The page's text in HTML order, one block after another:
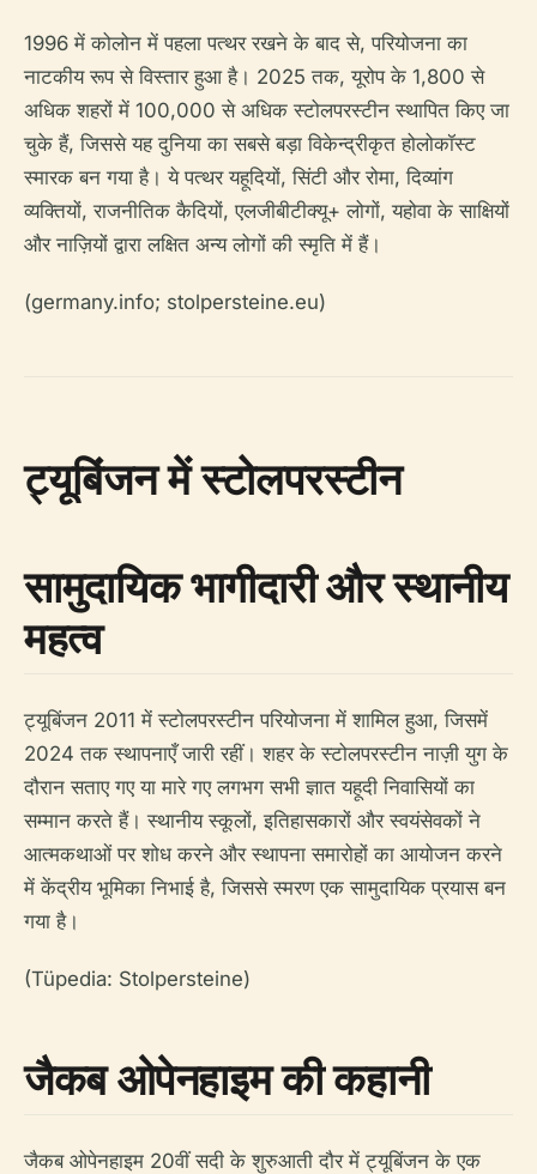
1996 में कोलोन में पहला पत्थर रखने के बाद से, परियोजना का
नाटकीय रूप से विस्तार हुआ है। 2025 तक, यूरोप के 1,800 से
अधिक शहरों में 100,000 से अधिक स्टोलपरस्टीन स्थापित किए जा
चुके हैं, जिससे यह दुनिया का सबसे बड़ा विकेन्द्रीकृत होलोकॉस्ट
स्मारक बन गया है। ये पत्थर यहूदियों, सिंटी और रोमा, दिव्यांग
व्यक्तियों, राजनीतिक कैदियों, एलजीबीटीक्यू+ लोगों, यहोवा के साक्षियों
और नाज़ियों द्वारा लक्षित अन्य लोगों की स्मृति में हैं।
(germany.info; stolpersteine.eu)
ट्यूबिंजन में स्टोलपरस्टीन
सामुदायिक भागीदारी और स्थानीय
महत्व
ट्यूबिंजन 2011 में स्टोलपरस्टीन परियोजना में शामिल हुआ, जिसमें
2024 तक स्थापनाएँ जारी रहीं। शहर के स्टोलपरस्टीन नाज़ी युग के
दौरान सताए गए या मारे गए लगभग सभी ज्ञात यहूदी निवासियों का
सम्मान करते हैं। स्थानीय स्कूलों, इतिहासकारों और स्वयंसेवकों ने
आत्मकथाओं पर शोध करने और स्थापना समारोहों का आयोजन करने
में केंद्रीय भूमिका निभाई है, जिससे स्मरण एक सामुदायिक प्रयास बन
गया है।
(Tüpedia: Stolpersteine)
जैकब ओपेनहाइम की कहानी
जैकब ओपेनहाइम 20वीं सदी के शुरुआती दौर में ट्यूबिंजन के एक